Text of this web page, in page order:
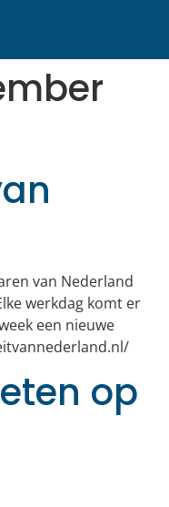
van Nederland
werkdag komt er
een nieuwe
op